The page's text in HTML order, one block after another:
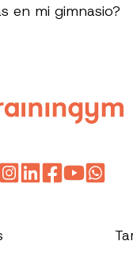
en mi gimnasio?